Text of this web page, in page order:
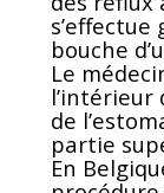
bouche
Le
l’intérieur
de
partie
En